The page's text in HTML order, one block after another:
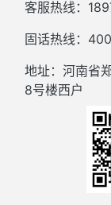
客服热线：
固话热线：
地址：河南省
8号楼西户